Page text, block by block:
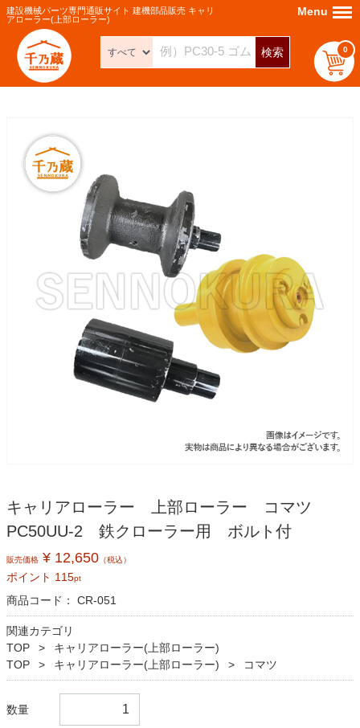
建設機械パーツ専門通販サイト 建機部品販売 キャリ
アローラー(上部ローラー)
検索 0
Menu Menu
キャリアローラー 上部ローラー コマツ
PC50UU-2 鉄クローラー用 ボルト付
販売価格 ¥ 12,650 （税込）
ポイント 115pt
商品コード： CR-051
関連カテゴリ
TOP
キャリアローラー(上部ローラー)
TOP
キャリアローラー(上部ローラー) コマツ
数量